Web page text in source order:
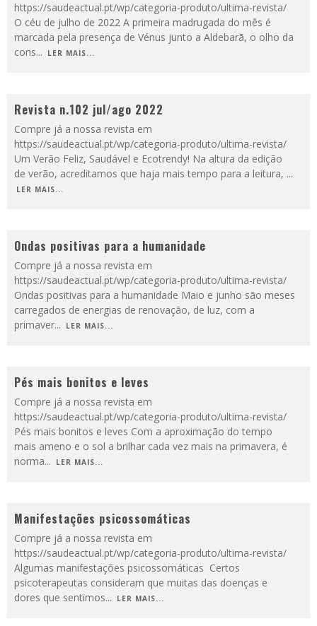
https://saudeactual.pt/wp/categoria-produto/ultima-revista/
O céu de julho de 2022 A primeira madrugada do mês é
marcada pela presença de Vénus junto a Aldebarã, o olho da
cons... LER MAIS...
Revista n.102 jul/ago 2022
Compre já a nossa revista em
https://saudeactual.pt/wp/categoria-produto/ultima-revista/
Um Verão Feliz, Saudável e Ecotrendy! Na altura da edição
de verão, acreditamos que haja mais tempo para a leitura, ...
LER MAIS...
Ondas positivas para a humanidade
Compre já a nossa revista em
https://saudeactual.pt/wp/categoria-produto/ultima-revista/
Ondas positivas para a humanidade Maio e junho são meses
carregados de energias de renovação, de luz, com a
primaver... LER MAIS...
Pés mais bonitos e leves
Compre já a nossa revista em
https://saudeactual.pt/wp/categoria-produto/ultima-revista/
Pés mais bonitos e leves Com a aproximação do tempo
mais ameno e o sol a brilhar cada vez mais na primavera, é
norma... LER MAIS...
Manifestações psicossomáticas
Compre já a nossa revista em
https://saudeactual.pt/wp/categoria-produto/ultima-revista/
Algumas manifestações psicossomáticas Certos
psicoterapeutas consideram que muitas das doenças e
dores que sentimos... LER MAIS...